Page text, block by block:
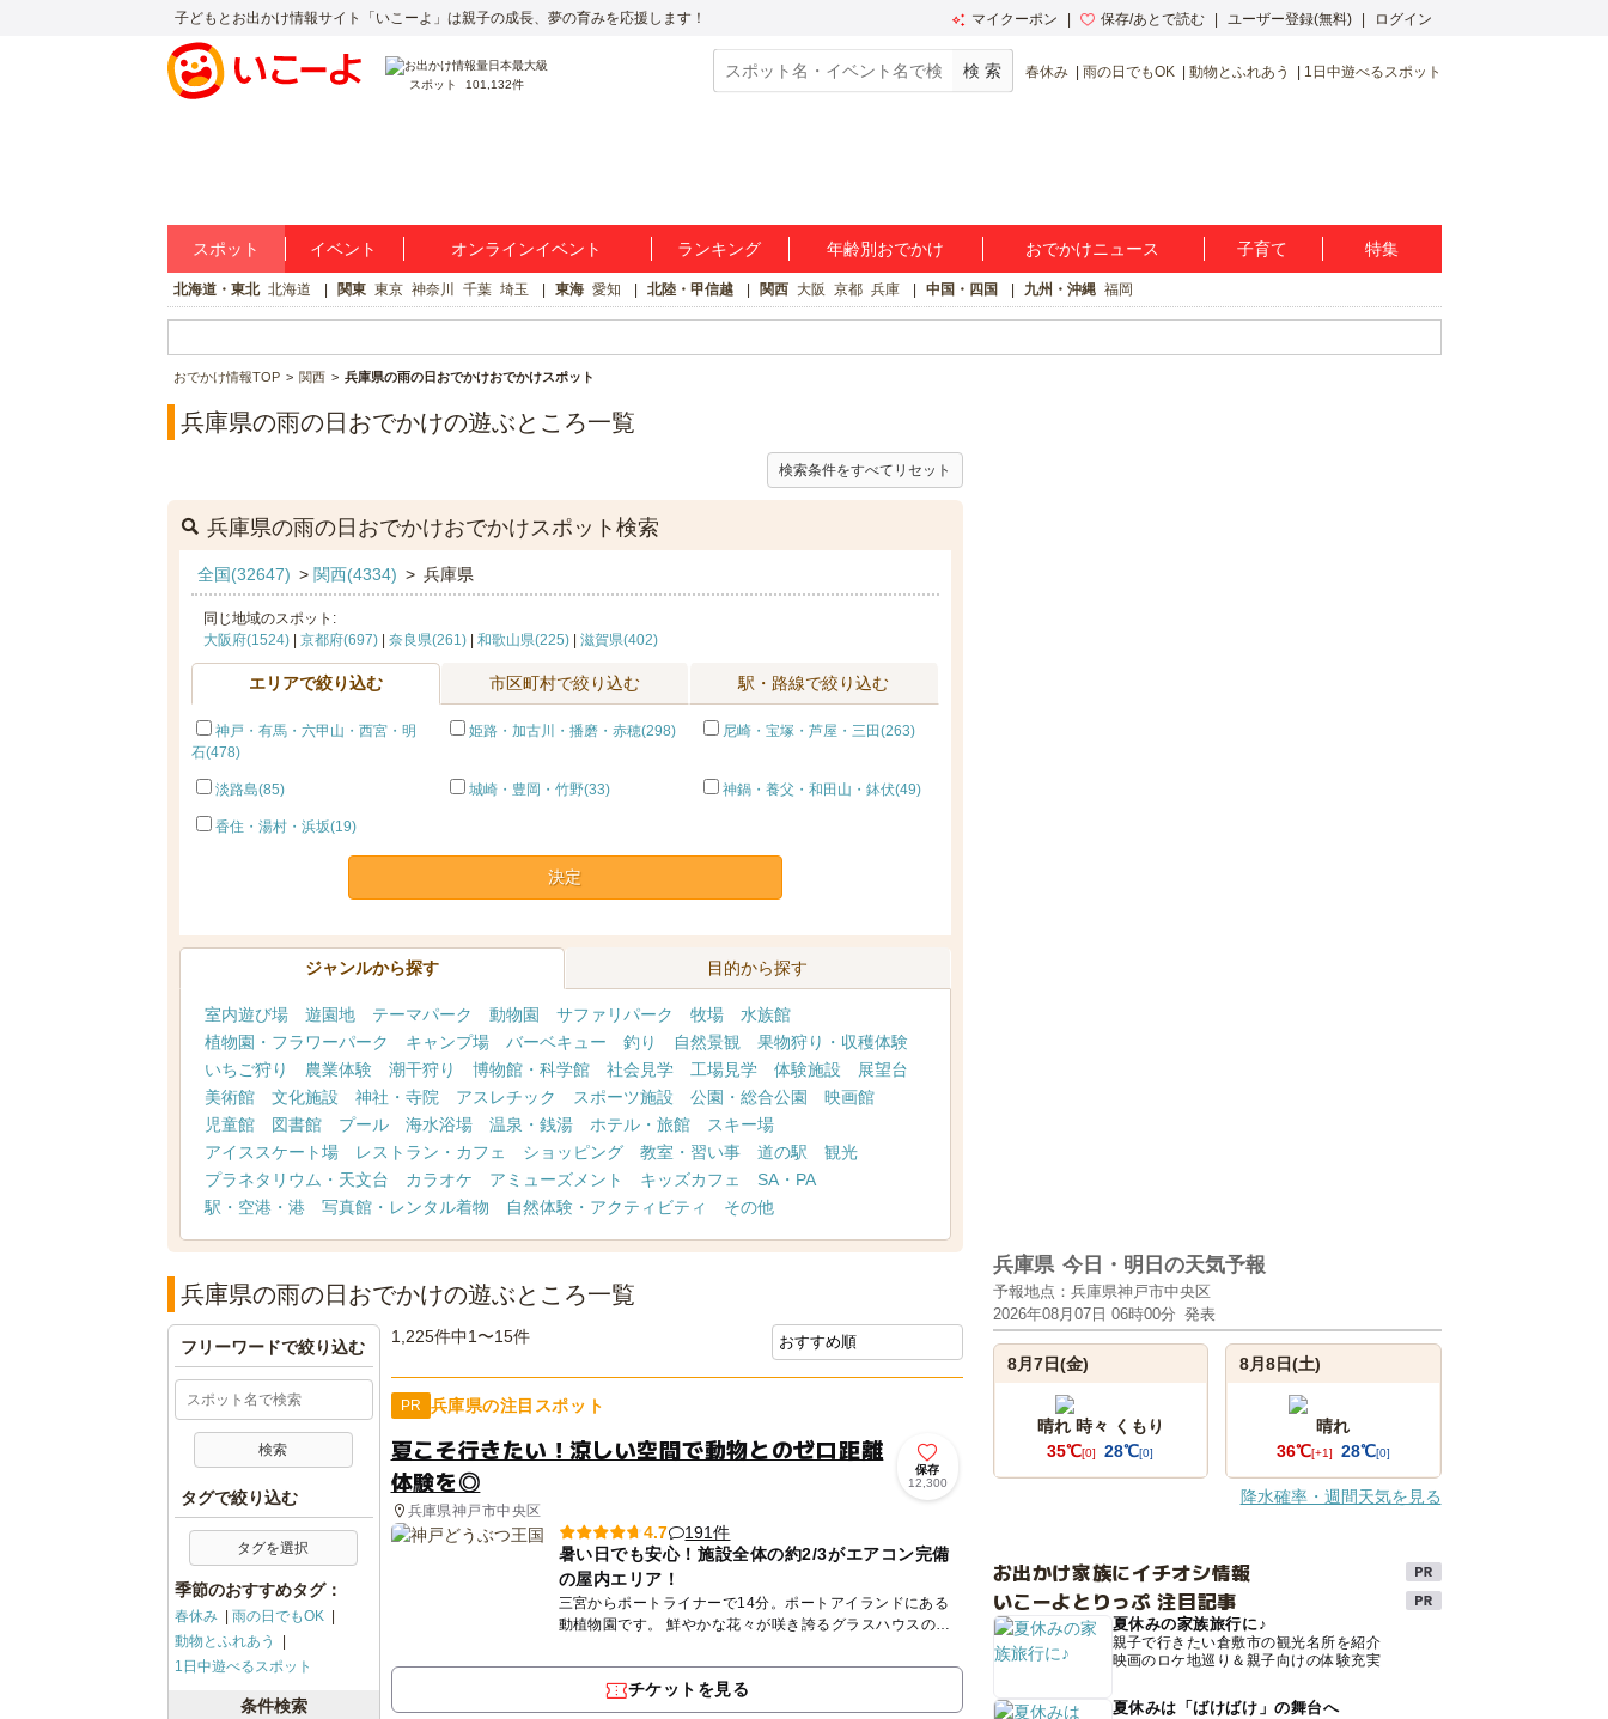
子どもとお出かけ情報サイト「いこーよ」は親子の成長、夢の育みを応援します！ マイクーポン 保存/あとで読む ユーザー登録(無料) ログイン
スポット 101,132件
春休み 雨の日でもOK 動物とふれあう 1日中遊べるスポット
スポット イベント オンラインイベント ランキング 年齢別おでかけ おでかけニュース 子育て 特集
北海道・東北 北海道 関東 東京 神奈川 千葉 埼玉 東海 愛知 北陸・甲信越 関西 大阪 京都 兵庫 中国・四国 九州・沖縄 福岡
おでかけ情報TOP 関西 兵庫県の雨の日おでかけおでかけスポット
兵庫県の雨の日おでかけの遊ぶところ一覧
検索条件をすべてリセット
兵庫県の雨の日おでかけおでかけスポット検索
全国(32647) > 関西(4334) > 兵庫県
同じ地域のスポット:
大阪府(1524)| 京都府(697)| 奈良県(261)| 和歌山県(225)| 滋賀県(402)
エリアで絞り込む 市区町村で絞り込む 駅・路線で絞り込む
神戸・有馬・六甲山・西宮・明
石(478)
姫路・加古川・播磨・赤穂(298) 尼崎・宝塚・芦屋・三田(263)
淡路島(85) 城崎・豊岡・竹野(33) 神鍋・養父・和田山・鉢伏(49)
香住・湯村・浜坂(19)
決定
ジャンルから探す 目的から探す
室内遊び場 遊園地 テーマパーク 動物園 サファリパーク 牧場
水族館
植物園・フラワーパーク
キャンプ場 バーベキュー 釣り 自然景観
果物狩り・収穫体験
いちご狩り
農業体験 潮干狩り 博物館・科学館 社会見学 工場見学 体験施設
展望台
美術館
文化施設 神社・寺院 アスレチック スポーツ施設 公園・総合公園
映画館
児童館
図書館 プール 海水浴場 温泉・銭湯 ホテル・旅館
スキー場
アイススケート場
レストラン・カフェ ショッピング 教室・習い事 道の駅
観光
プラネタリウム・天文台
カラオケ アミューズメント キッズカフェ
SA・PA
駅・空港・港
写真館・レンタル着物 自然体験・アクティビティ その他
兵庫県の雨の日おでかけの遊ぶところ一覧
1,225件中1〜15件
PR 兵庫県の注目スポット
夏こそ行きたい！涼しい空間で動物とのゼロ距離
体験を◎
兵庫県神戸市中央区
保存
12,300
4.7
191件
暑い日でも安心！施設全体の約2/3がエアコン完備
の屋内エリア！
三宮からポートライナーで14分。ポートアイランドにある
動植物園です。 鮮やかな花々が咲き誇るグラスハウスの屋
会うことが...
チケットを見る
フリーワードで絞り込む
タグで絞り込む
タグを選択
季節のおすすめタグ：
春休み
雨の日でもOK
動物とふれあう
1日中遊べるスポット
条件検索
兵庫県 今日・明日の天気予報
予報地点：兵庫県神戸市中央区
2026年08月07日 06時00分 発表
8月7日(金)
晴れ 時々 くもり
35℃[0] 28℃[0]
8月8日(土)
晴れ
36℃[+1] 28℃[0]
降水確率・週間天気を見る
お出かけ家族にイチオシ情報
いこーよとりっぷ 注目記事
夏休みの家族旅行に♪
親子で行きたい倉敷市の観光名所を紹介
映画のロケ地巡り＆親子向けの体験充実
夏休みは「ばけばけ」の舞台へ